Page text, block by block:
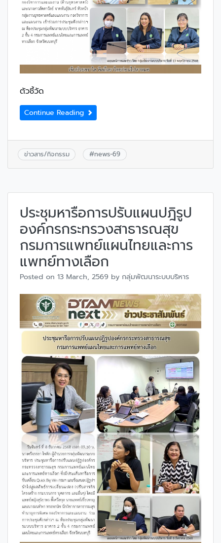
ตัวชี้วัด
Continue Reading
ข่าวสาร/กิจกรรม #news-69
ประชุมหารือการปรับแผนปฎิรูป
องค์กรกระทรวงสาธารณสุข
กรมการแพทย์แผนไทยและการ
แพทย์ทางเลือก
Posted on 13 March, 2569 by กลุ่มพัฒนาระบบบริหาร